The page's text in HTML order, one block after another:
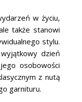
w życiu,
także stanowi
stylu.
dzień
osobowości
z nutą
garnituru.